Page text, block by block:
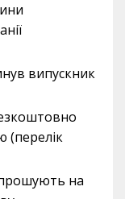
випускник
(перелік
на